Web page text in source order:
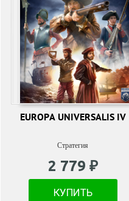
EUROPA UNIVERSALIS IV
Стратегия
2 779 ₽
КУПИТЬ